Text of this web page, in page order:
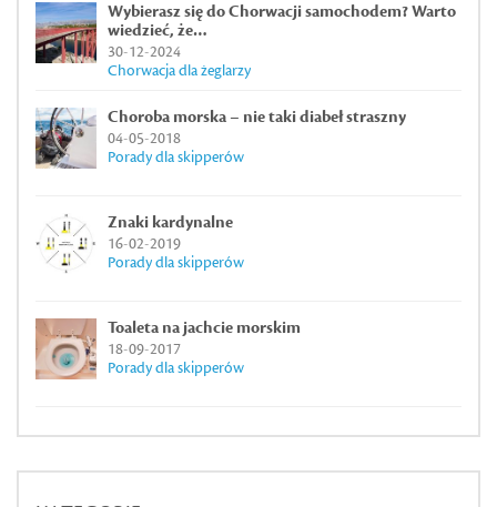
Wybierasz się do Chorwacji samochodem? Warto
wiedzieć, że…
30-12-2024
Chorwacja dla żeglarzy
Choroba morska – nie taki diabeł straszny
04-05-2018
Porady dla skipperów
Znaki kardynalne
16-02-2019
Porady dla skipperów
Toaleta na jachcie morskim
18-09-2017
Porady dla skipperów